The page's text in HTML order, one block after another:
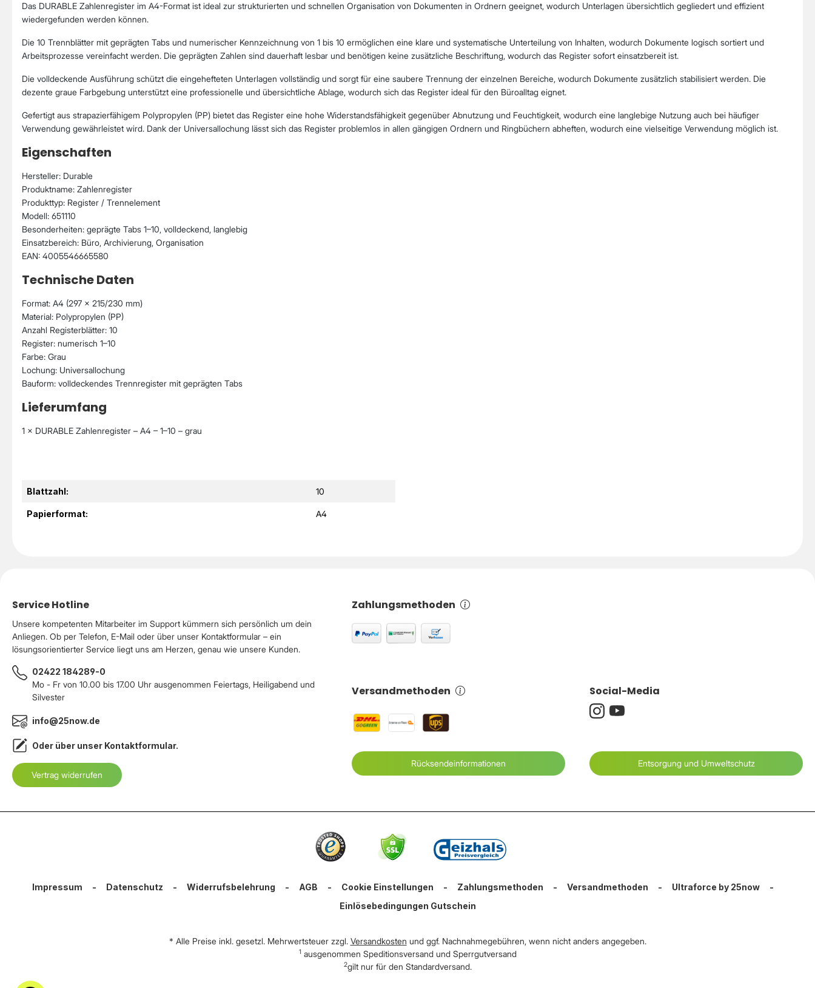
Das DURABLE Zahlenregister im A4-Format ist ideal zur strukturierten und schnellen Organisation von Dokumenten in Ordnern geeignet, wodurch Unterlagen übersichtlich gegliedert und effizient
wiedergefunden werden können.
Die 10 Trennblätter mit geprägten Tabs und numerischer Kennzeichnung von 1 bis 10 ermöglichen eine klare und systematische Unterteilung von Inhalten, wodurch Dokumente logisch sortiert und
Arbeitsprozesse vereinfacht werden. Die geprägten Zahlen sind dauerhaft lesbar und benötigen keine zusätzliche Beschriftung, wodurch das Register sofort einsatzbereit ist.
Die volldeckende Ausführung schützt die eingehefteten Unterlagen vollständig und sorgt für eine saubere Trennung der einzelnen Bereiche, wodurch Dokumente zusätzlich stabilisiert werden. Die
dezente graue Farbgebung unterstützt eine professionelle und übersichtliche Ablage, wodurch sich das Register ideal für den Büroalltag eignet.
Gefertigt aus strapazierfähigem Polypropylen (PP) bietet das Register eine hohe Widerstandsfähigkeit gegenüber Abnutzung und Feuchtigkeit, wodurch eine langlebige Nutzung auch bei häufiger
Verwendung gewährleistet wird. Dank der Universallochung lässt sich das Register problemlos in allen gängigen Ordnern und Ringbüchern abheften, wodurch eine vielseitige Verwendung möglich ist.
Eigenschaften
Hersteller: Durable
Produktname: Zahlenregister
Produkttyp: Register / Trennelement
Modell: 651110
Besonderheiten: geprägte Tabs 1–10, volldeckend, langlebig
Einsatzbereich: Büro, Archivierung, Organisation
EAN: 4005546665580
Technische Daten
Format: A4 (297 × 215/230 mm)
Material: Polypropylen (PP)
Anzahl Registerblätter: 10
Register: numerisch 1–10
Farbe: Grau
Lochung: Universallochung
Bauform: volldeckendes Trennregister mit geprägten Tabs
Lieferumfang
1 × DURABLE Zahlenregister – A4 – 1–10 – grau
Blattzahl: 10
Papierformat: A4
Service Hotline
Unsere kompetenten Mitarbeiter im Support kümmern sich persönlich um dein
Anliegen. Ob per Telefon, E-Mail oder über unser Kontaktformular – ein
lösungsorientierter Service liegt uns am Herzen, genau wie unsere Kunden.
02422 184289-0
Mo - Fr von 10.00 bis 17.00 Uhr ausgenommen Feiertags, Heiligabend und
Silvester
info@25now.de
Oder über unser Kontaktformular.
Vertrag widerrufen
Zahlungsmethoden
Versandmethoden
Rücksendeinformationen Entsorgung und Umweltschutz
Social-Media
Impressum - Datenschutz - Widerrufsbelehrung - AGB - Cookie Einstellungen - Zahlungsmethoden - Versandmethoden - Ultraforce by 25now
-
Einlösebedingungen Gutschein
* Alle Preise inkl. gesetzl. Mehrwertsteuer zzgl. Versandkosten und ggf. Nachnahmegebühren, wenn nicht anders angegeben.
1 ausgenommen Speditionsversand und Sperrgutversand
2gilt nur für den Standardversand.